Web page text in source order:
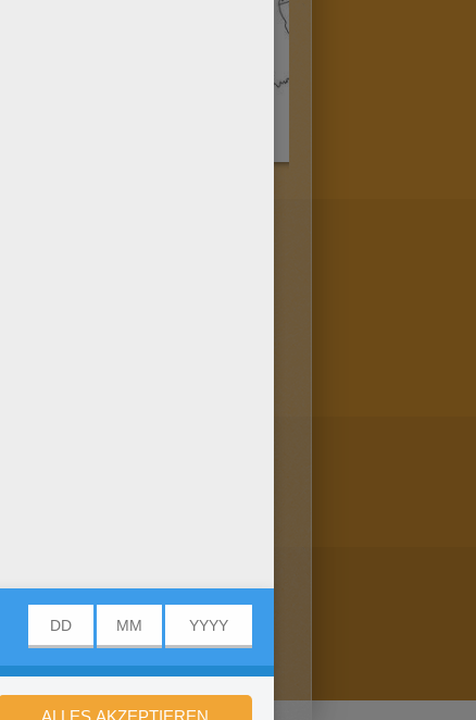
und versende es
von allen! Willst du noch